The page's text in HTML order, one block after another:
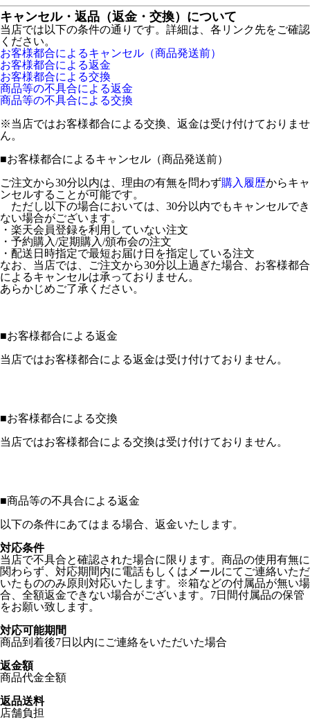
キャンセル・返品（返金・交換）について
当店では以下の条件の通りです。詳細は、各リンク先をご確認
ください。
お客様都合によるキャンセル（商品発送前）
お客様都合による返金
お客様都合による交換
商品等の不具合による返金
商品等の不具合による交換
※当店ではお客様都合による交換、返金は受け付けておりませ
ん。
■お客様都合によるキャンセル（商品発送前）
ご注文から30分以内は、理由の有無を問わず購入履歴からキャ
ンセルすることが可能です。
ただし以下の場合においては、30分以内でもキャンセルでき
ない場合がございます。
・楽天会員登録を利用していない注文
・予約購入/定期購入/頒布会の注文
・配送日時指定で最短お届け日を指定している注文
なお、当店では、ご注文から30分以上過ぎた場合、お客様都合
によるキャンセルは承っておりません。
あらかじめご了承ください。
■お客様都合による返金
当店ではお客様都合による返金は受け付けておりません。
■お客様都合による交換
当店ではお客様都合による交換は受け付けておりません。
■商品等の不具合による返金
以下の条件にあてはまる場合、返金いたします。
対応条件
当店で不具合と確認された場合に限ります。商品の使用有無に
関わらず、対応期間内に電話もしくはメールにてご連絡いただ
いたもののみ原則対応いたします。※箱などの付属品が無い場
合、全額返金できない場合がございます。7日間付属品の保管
をお願い致します。
対応可能期間
商品到着後7日以内にご連絡をいただいた場合
返金額
商品代金全額
返品送料
店舗負担